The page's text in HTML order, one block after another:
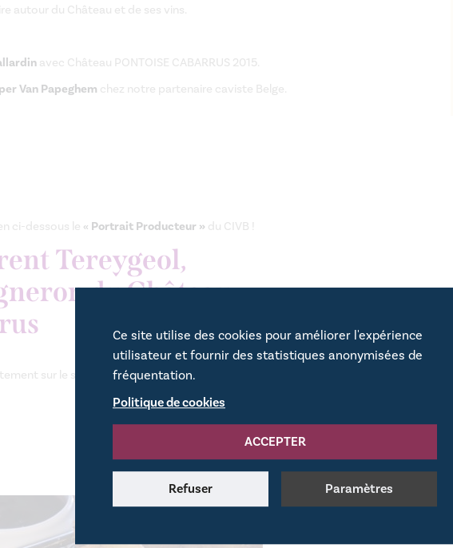
autour du Château et de ses vins.
avec Château PONTOISE CABARRUS 2015.
Van Papeghem chez notre partenaire caviste Belge.
ci-dessous le « Portrait Producteur » du CIVB !
Tereygeol,
du Château
sur le site du CIVB :https://www.bordeaux.com/be-fr
Ce site utilise des cookies pour améliorer l'expérience
utilisateur et fournir des statistiques anonymisées de
fréquentation.
Politique de cookies
ACCEPTER
Refuser Paramètres